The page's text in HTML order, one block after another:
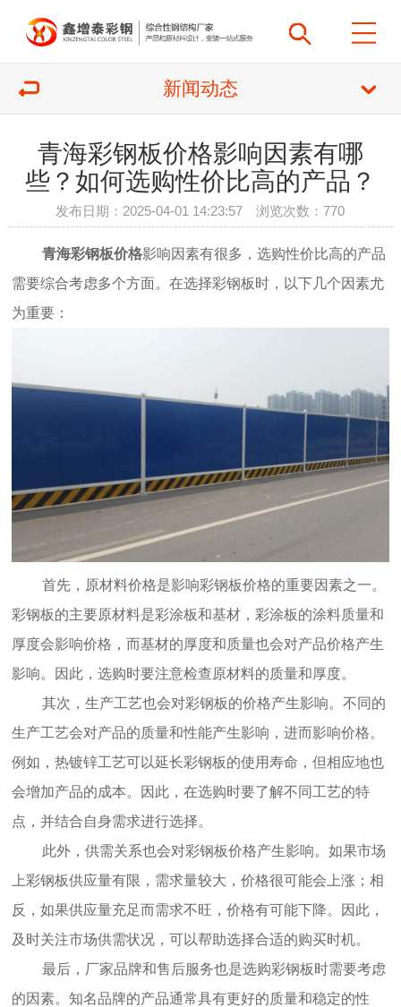
新闻动态
青海彩钢板价格影响因素有哪
些？如何选购性价比高的产品？
发布日期：2025-04-01 14:23:57 浏览次数：770
青海彩钢板价格影响因素有很多，选购性价比高的产品
需要综合考虑多个方面。在选择彩钢板时，以下几个因素尤
为重要：
首先，原材料价格是影响彩钢板价格的重要因素之一。
彩钢板的主要原材料是彩涂板和基材，彩涂板的涂料质量和
厚度会影响价格，而基材的厚度和质量也会对产品价格产生
影响。因此，选购时要注意检查原材料的质量和厚度。
其次，生产工艺也会对彩钢板的价格产生影响。不同的
生产工艺会对产品的质量和性能产生影响，进而影响价格。
例如，热镀锌工艺可以延长彩钢板的使用寿命，但相应地也
会增加产品的成本。因此，在选购时要了解不同工艺的特
点，并结合自身需求进行选择。
此外，供需关系也会对彩钢板价格产生影响。如果市场
上彩钢板供应量有限，需求量较大，价格很可能会上涨；相
反，如果供应量充足而需求不旺，价格有可能下降。因此，
及时关注市场供需状况，可以帮助选择合适的购买时机。
最后，厂家品牌和售后服务也是选购彩钢板时需要考虑
的因素。知名品牌的产品通常具有更好的质量和稳定的性